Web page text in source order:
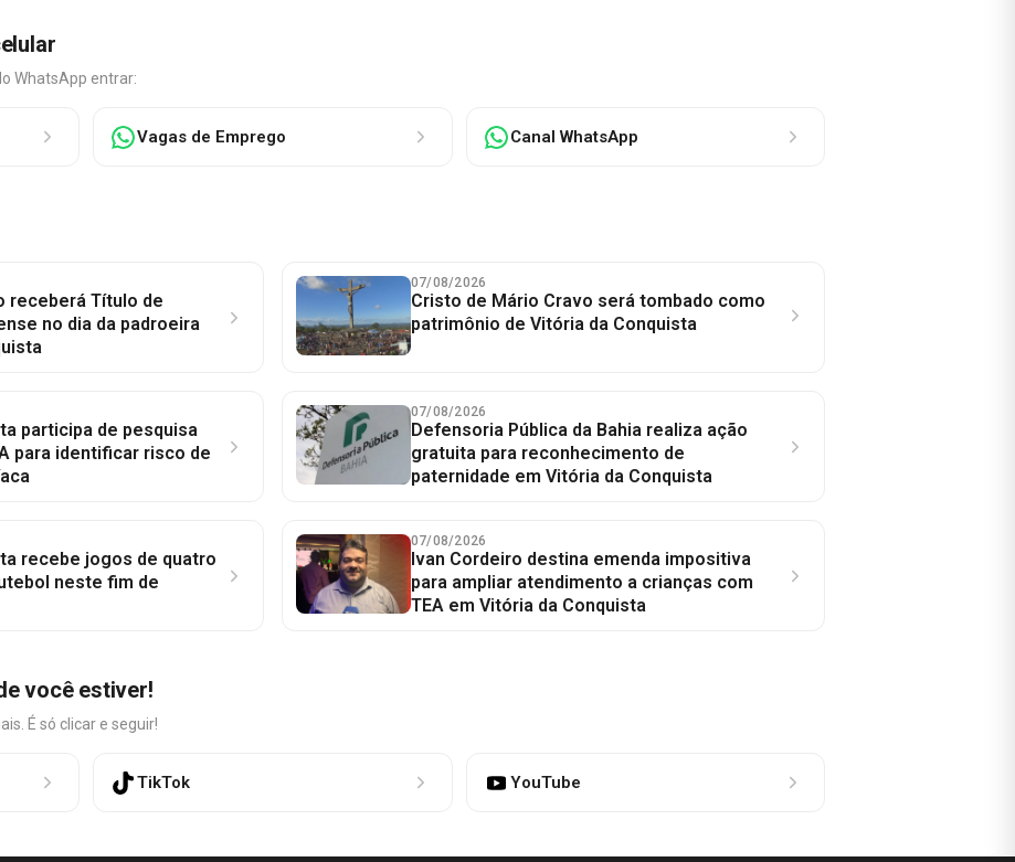
WhatsApp entrar:
Vagas de Emprego Canal WhatsApp
receberá Título de
no dia da padroeira
07/08/2026
Cristo de Mário Cravo será tombado como
patrimônio de Vitória da Conquista
participa de pesquisa
para identificar risco de
07/08/2026
Defensoria Pública da Bahia realiza ação
gratuita para reconhecimento de
paternidade em Vitória da Conquista
recebe jogos de quatro
neste fim de
07/08/2026
Ivan Cordeiro destina emenda impositiva
para ampliar atendimento a crianças com
TEA em Vitória da Conquista
você estiver!
É só clicar e seguir!
TikTok YouTube